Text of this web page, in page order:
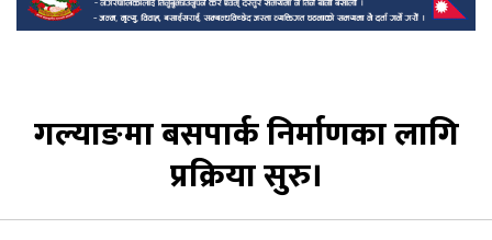
गल्याङमा बसपार्क निर्माणका लागि
प्रक्रिया सुरु।